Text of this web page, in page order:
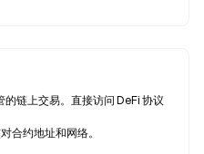
链上交易。直接访问 DeFi 协议
合约地址和网络。